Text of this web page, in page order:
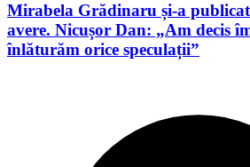
Mirabela Grădinaru și-a
avere. Nicușor Dan: „Am decis
înlăturăm orice speculații”